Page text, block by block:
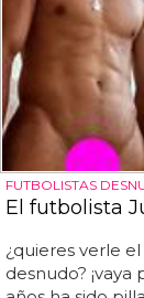
FUTBOLISTAS
El futbolista
¿quieres verle
desnudo? ¡vaya